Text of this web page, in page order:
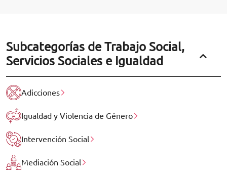
Subcategorías de Trabajo Social,
Servicios Sociales e Igualdad
Adicciones
Igualdad y Violencia de Género
Intervención Social
Mediación Social